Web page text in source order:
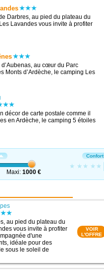
Darbres, au pied du plateau du
Lavandes vous invite à profiter
au cœur du Parc
Monts d’Ardèche, le camping Les
décor de carte postale comme il
en Ardèche, le camping 5 étoiles
Maxi: 1000 €
Confort
au pied du plateau du
vous invite à profiter
d'une
idéale pour des
sous le soleil de
VOIR
L'OFFRE